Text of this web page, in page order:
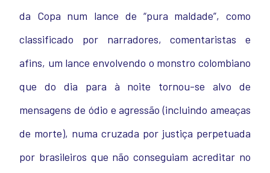
da Copa num lance de “pura maldade”, como
classificado por narradores, comentaristas e
afins, um lance envolvendo o monstro colombiano
que do dia para à noite tornou-se alvo de
mensagens de ódio e agressão (incluindo ameaças
de morte), numa cruzada por justiça perpetuada
por brasileiros que não conseguiam acreditar no